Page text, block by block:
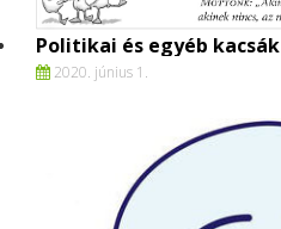
Politikai és egyéb kacsák
2020. június 1.